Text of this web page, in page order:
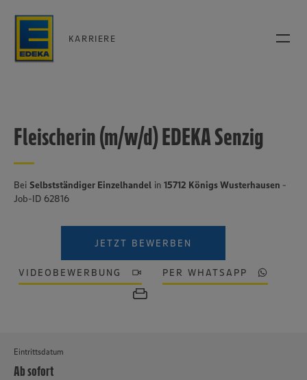
KARRIERE
Fleischerin (m/w/d) EDEKA Senzig
Bei Selbstständiger Einzelhandel in 15712 Königs Wusterhausen -
Job-ID 62816
JETZT BEWERBEN
VIDEOBEWERBUNG PER WHATSAPP
Eintrittsdatum
Ab sofort